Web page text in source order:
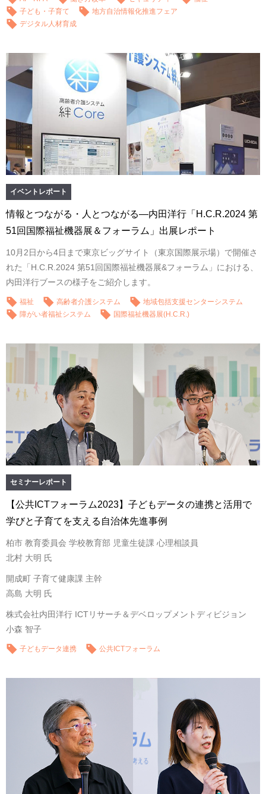
子ども・子育て
地方自治情報化推進フェア
デジタル人材育成
イベントレポート
情報とつながる・人とつながる―内田洋行「H.C.R.2024 第
51回国際福祉機器展＆フォーラム」出展レポート
10月2日から4日まで東京ビッグサイト（東京国際展示場）で開催さ
れた「H.C.R.2024 第51回国際福祉機器展&フォーラム」における、
内田洋行ブースの様子をご紹介します。
福祉 高齢者介護システム
地域包括支援センターシステム
障がい者福祉システム
国際福祉機器展(H.C.R.)
セミナーレポート
【公共ICTフォーラム2023】子どもデータの連携と活用で
学びと子育てを支える自治体先進事例
柏市 教育委員会 学校教育部 児童生徒課 心理相談員
北村 大明 氏
開成町 子育て健康課 主幹
高島 大明 氏
株式会社内田洋行 ICTリサーチ＆デベロップメントディビジョン
小森 智子
子どもデータ連携 公共ICTフォーラム